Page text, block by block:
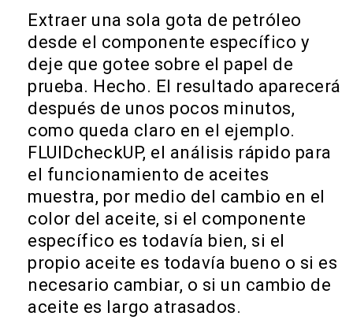
Extraer una sola gota de petróleo
desde el componente específico y
deje que gotee sobre el papel de
prueba. Hecho. El resultado aparecerá
después de unos pocos minutos,
como queda claro en el ejemplo.
FLUIDcheckUP, el análisis rápido para
el funcionamiento de aceites
muestra, por medio del cambio en el
color del aceite, si el componente
específico es todavía bien, si el
propio aceite es todavía bueno o si es
necesario cambiar, o si un cambio de
aceite es largo atrasados.